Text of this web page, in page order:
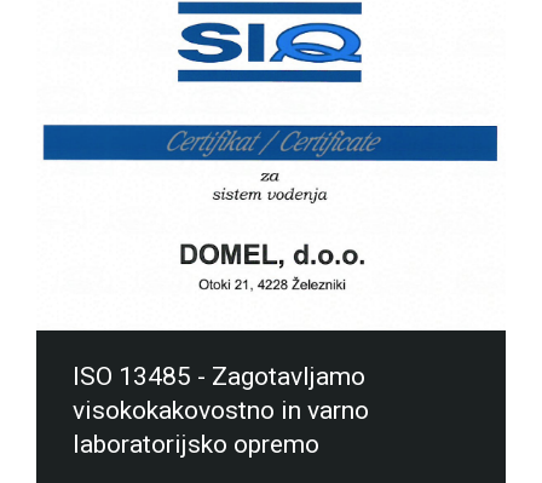
ISO 13485 - Zagotavljamo
visokokakovostno in varno
laboratorijsko opremo